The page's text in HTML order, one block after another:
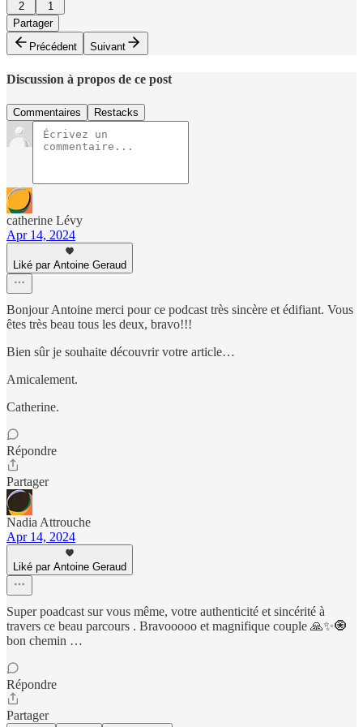
2
1
Partager
Précédent
Suivant
Discussion à propos de ce post
Commentaires Restacks
catherine Lévy
Apr 14, 2024
Liké par Antoine Geraud
Bonjour Antoine merci pour ce podcast très sincère et édifiant. Vous
êtes très beau tous les deux, bravo!!!
Bien sûr je souhaite découvrir votre article…
Amicalement.
Catherine.
Répondre
Partager
Nadia Attrouche
Apr 14, 2024
Liké par Antoine Geraud
Super poadcast sur vous même, votre authenticité et sincérité à
travers ce beau parcours . Bravooooo et magnifique couple 🙏✨🧿
bon chemin …
Répondre
Partager